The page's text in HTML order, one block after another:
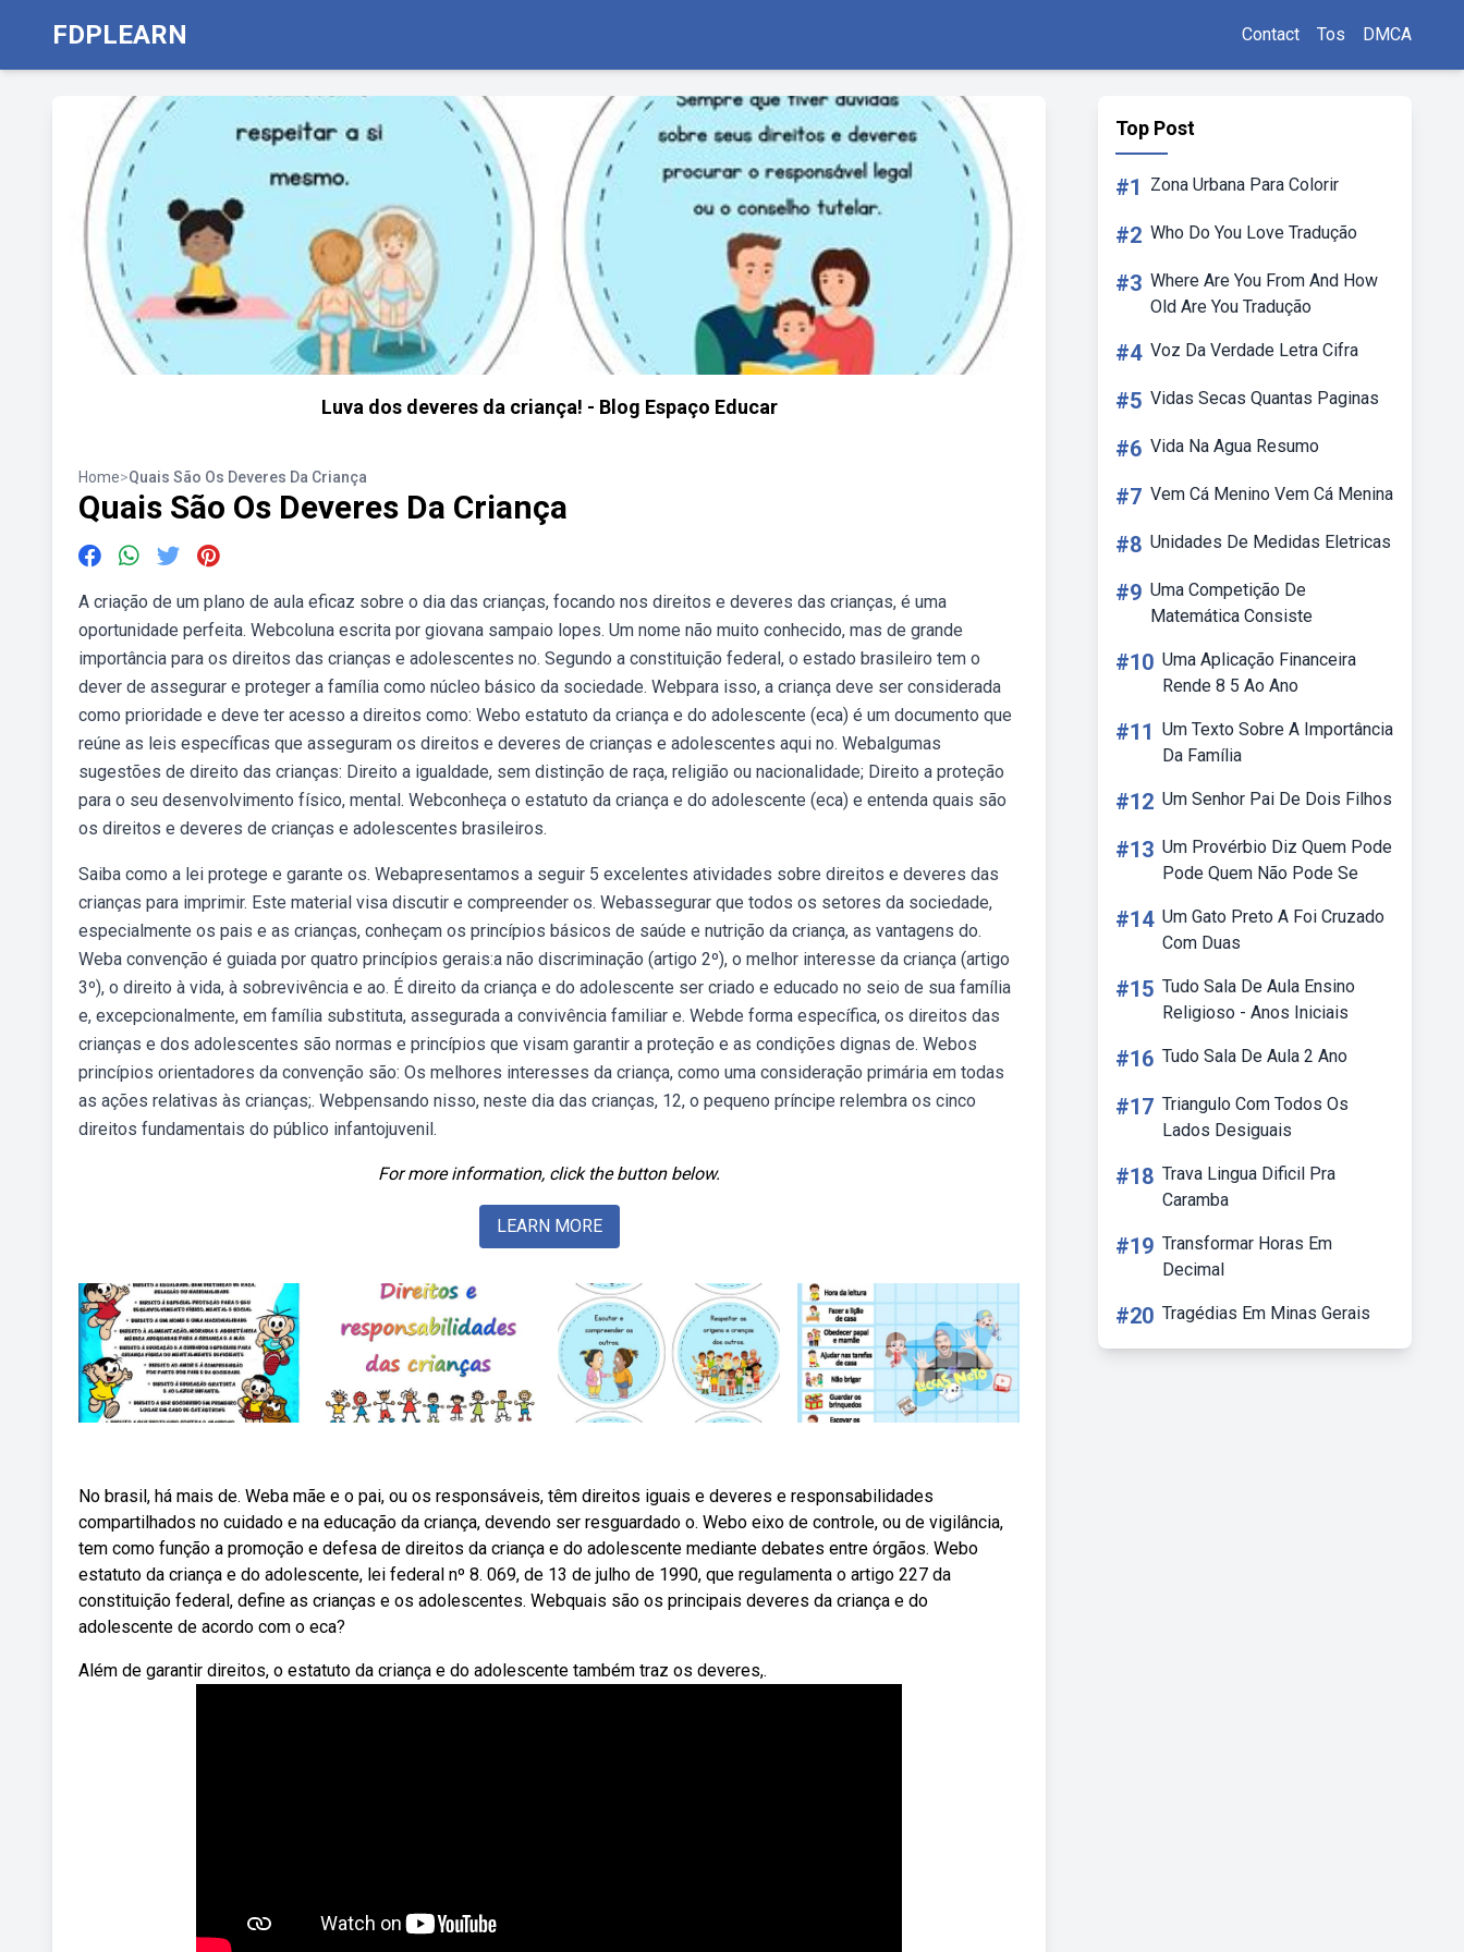
FDPLEARN Contact Tos DMCA
Luva dos deveres da criança! - Blog Espaço Educar
Home>Quais São Os Deveres Da Criança
Quais São Os Deveres Da Criança
A criação de um plano de aula eficaz sobre o dia das crianças, focando nos direitos e deveres das crianças, é uma
oportunidade perfeita. Webcoluna escrita por giovana sampaio lopes. Um nome não muito conhecido, mas de grande
importância para os direitos das crianças e adolescentes no. Segundo a constituição federal, o estado brasileiro tem o
dever de assegurar e proteger a família como núcleo básico da sociedade. Webpara isso, a criança deve ser considerada
como prioridade e deve ter acesso a direitos como: Webo estatuto da criança e do adolescente (eca) é um documento que
reúne as leis específicas que asseguram os direitos e deveres de crianças e adolescentes aqui no. Webalgumas
sugestões de direito das crianças: Direito a igualdade, sem distinção de raça, religião ou nacionalidade; Direito a proteção
para o seu desenvolvimento físico, mental. Webconheça o estatuto da criança e do adolescente (eca) e entenda quais são
os direitos e deveres de crianças e adolescentes brasileiros.
Saiba como a lei protege e garante os. Webapresentamos a seguir 5 excelentes atividades sobre direitos e deveres das
crianças para imprimir. Este material visa discutir e compreender os. Webassegurar que todos os setores da sociedade,
especialmente os pais e as crianças, conheçam os princípios básicos de saúde e nutrição da criança, as vantagens do.
Weba convenção é guiada por quatro princípios gerais:a não discriminação (artigo 2º), o melhor interesse da criança (artigo
3º), o direito à vida, à sobrevivência e ao. É direito da criança e do adolescente ser criado e educado no seio de sua família
e, excepcionalmente, em família substituta, assegurada a convivência familiar e. Webde forma específica, os direitos das
crianças e dos adolescentes são normas e princípios que visam garantir a proteção e as condições dignas de. Webos
princípios orientadores da convenção são: Os melhores interesses da criança, como uma consideração primária em todas
as ações relativas às crianças;. Webpensando nisso, neste dia das crianças, 12, o pequeno príncipe relembra os cinco
direitos fundamentais do público infantojuvenil.
For more information, click the button below.
LEARN MORE
No brasil, há mais de. Weba mãe e o pai, ou os responsáveis, têm direitos iguais e deveres e responsabilidades
compartilhados no cuidado e na educação da criança, devendo ser resguardado o. Webo eixo de controle, ou de vigilância,
tem como função a promoção e defesa de direitos da criança e do adolescente mediante debates entre órgãos. Webo
estatuto da criança e do adolescente, lei federal nº 8. 069, de 13 de julho de 1990, que regulamenta o artigo 227 da
constituição federal, define as crianças e os adolescentes. Webquais são os principais deveres da criança e do
adolescente de acordo com o eca?
Além de garantir direitos, o estatuto da criança e do adolescente também traz os deveres,.
Top Post
#1 Zona Urbana Para Colorir
#2 Who Do You Love Tradução
#3 Where Are You From And How
Old Are You Tradução
#4 Voz Da Verdade Letra Cifra
#5 Vidas Secas Quantas Paginas
#6 Vida Na Agua Resumo
#7 Vem Cá Menino Vem Cá Menina
#8 Unidades De Medidas Eletricas
#9 Uma Competição De
Matemática Consiste
#10 Uma Aplicação Financeira
Rende 8 5 Ao Ano
#11 Um Texto Sobre A Importância
Da Família
#12 Um Senhor Pai De Dois Filhos
#13 Um Provérbio Diz Quem Pode
Pode Quem Não Pode Se
#14 Um Gato Preto A Foi Cruzado
Com Duas
#15 Tudo Sala De Aula Ensino
Religioso - Anos Iniciais
#16 Tudo Sala De Aula 2 Ano
#17 Triangulo Com Todos Os
Lados Desiguais
#18 Trava Lingua Dificil Pra
Caramba
#19 Transformar Horas Em
Decimal
#20 Tragédias Em Minas Gerais